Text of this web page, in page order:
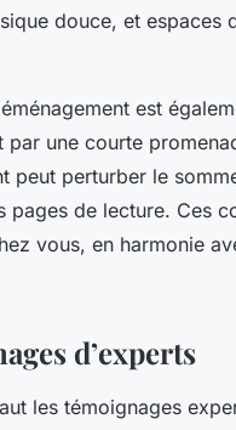
douce, et espaces
est
une courte
peut perturber le
de lecture. Ces
vous, en harmonie
d’experts
les témoignages